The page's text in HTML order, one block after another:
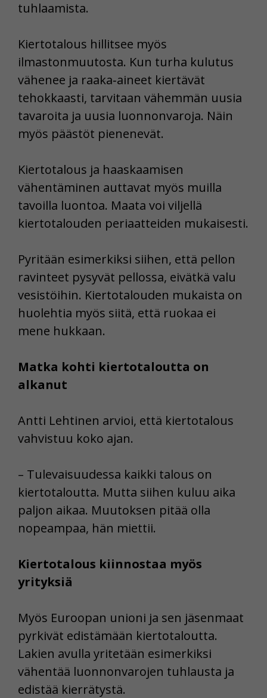
tuhlaamista.
Kiertotalous hillitsee myös
ilmastonmuutosta. Kun turha kulutus
vähenee ja raaka‑aineet kiertävät
tehokkaasti, tarvitaan vähemmän uusia
tavaroita ja uusia luonnonvaroja. Näin
myös päästöt pienenevät.
Kiertotalous ja haaskaamisen
vähentäminen auttavat myös muilla
tavoilla luontoa. Maata voi viljellä
kiertotalouden periaatteiden mukaisesti.
Pyritään esimerkiksi siihen, että pellon
ravinteet pysyvät pellossa, eivätkä valu
vesistöihin. Kiertotalouden mukaista on
huolehtia myös siitä, että ruokaa ei
mene hukkaan.
Matka kohti kiertotaloutta on
alkanut
Antti Lehtinen arvioi, että kiertotalous
vahvistuu koko ajan.
– Tulevaisuudessa kaikki talous on
kiertotaloutta. Mutta siihen kuluu aika
paljon aikaa. Muutoksen pitää olla
nopeampaa, hän miettii.
Kiertotalous kiinnostaa myös
yrityksiä
Myös Euroopan unioni ja sen jäsenmaat
pyrkivät edistämään kiertotaloutta.
Lakien avulla yritetään esimerkiksi
vähentää luonnonvarojen tuhlausta ja
edistää kierrätystä.